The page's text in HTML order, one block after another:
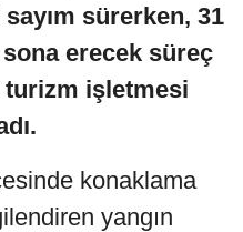
sürerken, 31
erecek süreç
işletmesi
konaklama
yangın